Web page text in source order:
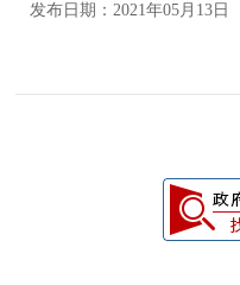
发布日期：2021年05月13日